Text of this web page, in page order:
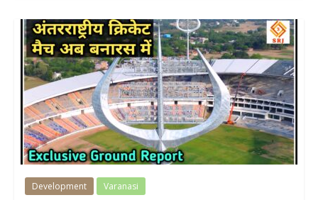
Development Varanasi